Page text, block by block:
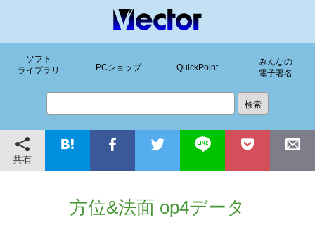
ソフト
ライブラリ
PCショップ QuickPoint
みんなの
電子署名
共有
方位&法面 op4データ